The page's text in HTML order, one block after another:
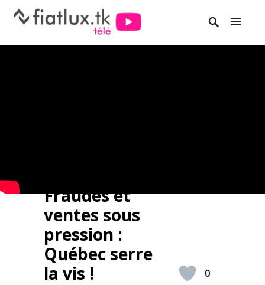
Fraudes et
ventes sous
pression :
Québec serre
la vis !
0